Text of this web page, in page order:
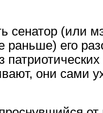
сенатор (или
его
они сами